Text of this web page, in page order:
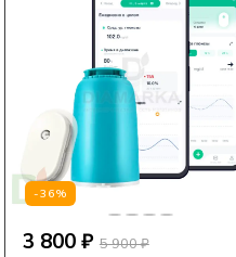
-36%
3 800 ₽ 5 900 ₽